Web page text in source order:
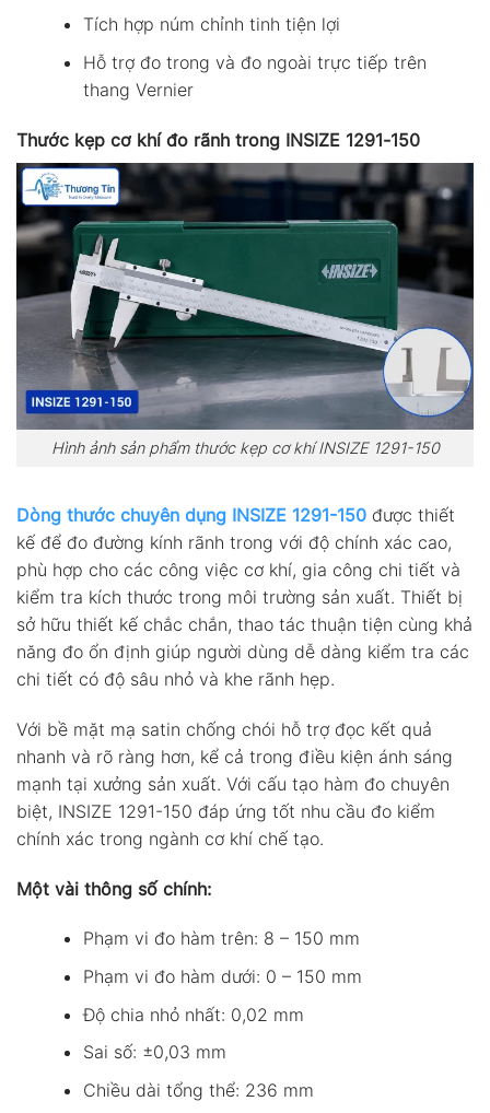
Tích hợp núm chỉnh tinh tiện lợi
Hỗ trợ đo trong và đo ngoài trực tiếp trên
thang Vernier
Thước kẹp cơ khí đo rãnh trong INSIZE 1291-150
Hình ảnh sản phẩm thước kẹp cơ khí INSIZE 1291-150
Dòng thước chuyên dụng INSIZE 1291-150 được thiết
kế để đo đường kính rãnh trong với độ chính xác cao,
phù hợp cho các công việc cơ khí, gia công chi tiết và
kiểm tra kích thước trong môi trường sản xuất. Thiết bị
sở hữu thiết kế chắc chắn, thao tác thuận tiện cùng khả
năng đo ổn định giúp người dùng dễ dàng kiểm tra các
chi tiết có độ sâu nhỏ và khe rãnh hẹp.
Với bề mặt mạ satin chống chói hỗ trợ đọc kết quả
nhanh và rõ ràng hơn, kể cả trong điều kiện ánh sáng
mạnh tại xưởng sản xuất. Với cấu tạo hàm đo chuyên
biệt, INSIZE 1291-150 đáp ứng tốt nhu cầu đo kiểm
chính xác trong ngành cơ khí chế tạo.
Một vài thông số chính:
Phạm vi đo hàm trên: 8 – 150 mm
Phạm vi đo hàm dưới: 0 – 150 mm
Độ chia nhỏ nhất: 0,02 mm
Sai số: ±0,03 mm
Chiều dài tổng thể: 236 mm